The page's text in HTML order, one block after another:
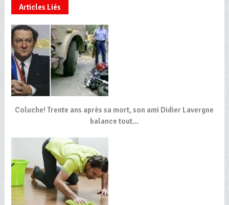
Articles Liés
Coluche! Trente ans après sa mort, son ami Didier Lavergne
balance tout…